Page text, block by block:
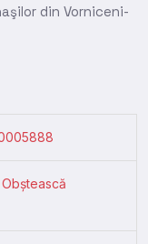
din Vorniceni-